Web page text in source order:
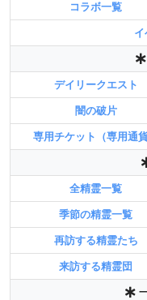
コラボ一覧
デイリークエスト
闇の破片
専用チケット（専用通貨
全精霊一覧
季節の精霊一覧
再訪する精霊たち
来訪する精霊団